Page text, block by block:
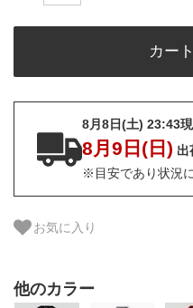
8月8日(土) 23:43
8月9日(日) 出
※目安であり状況
お気に入り
他のカラー